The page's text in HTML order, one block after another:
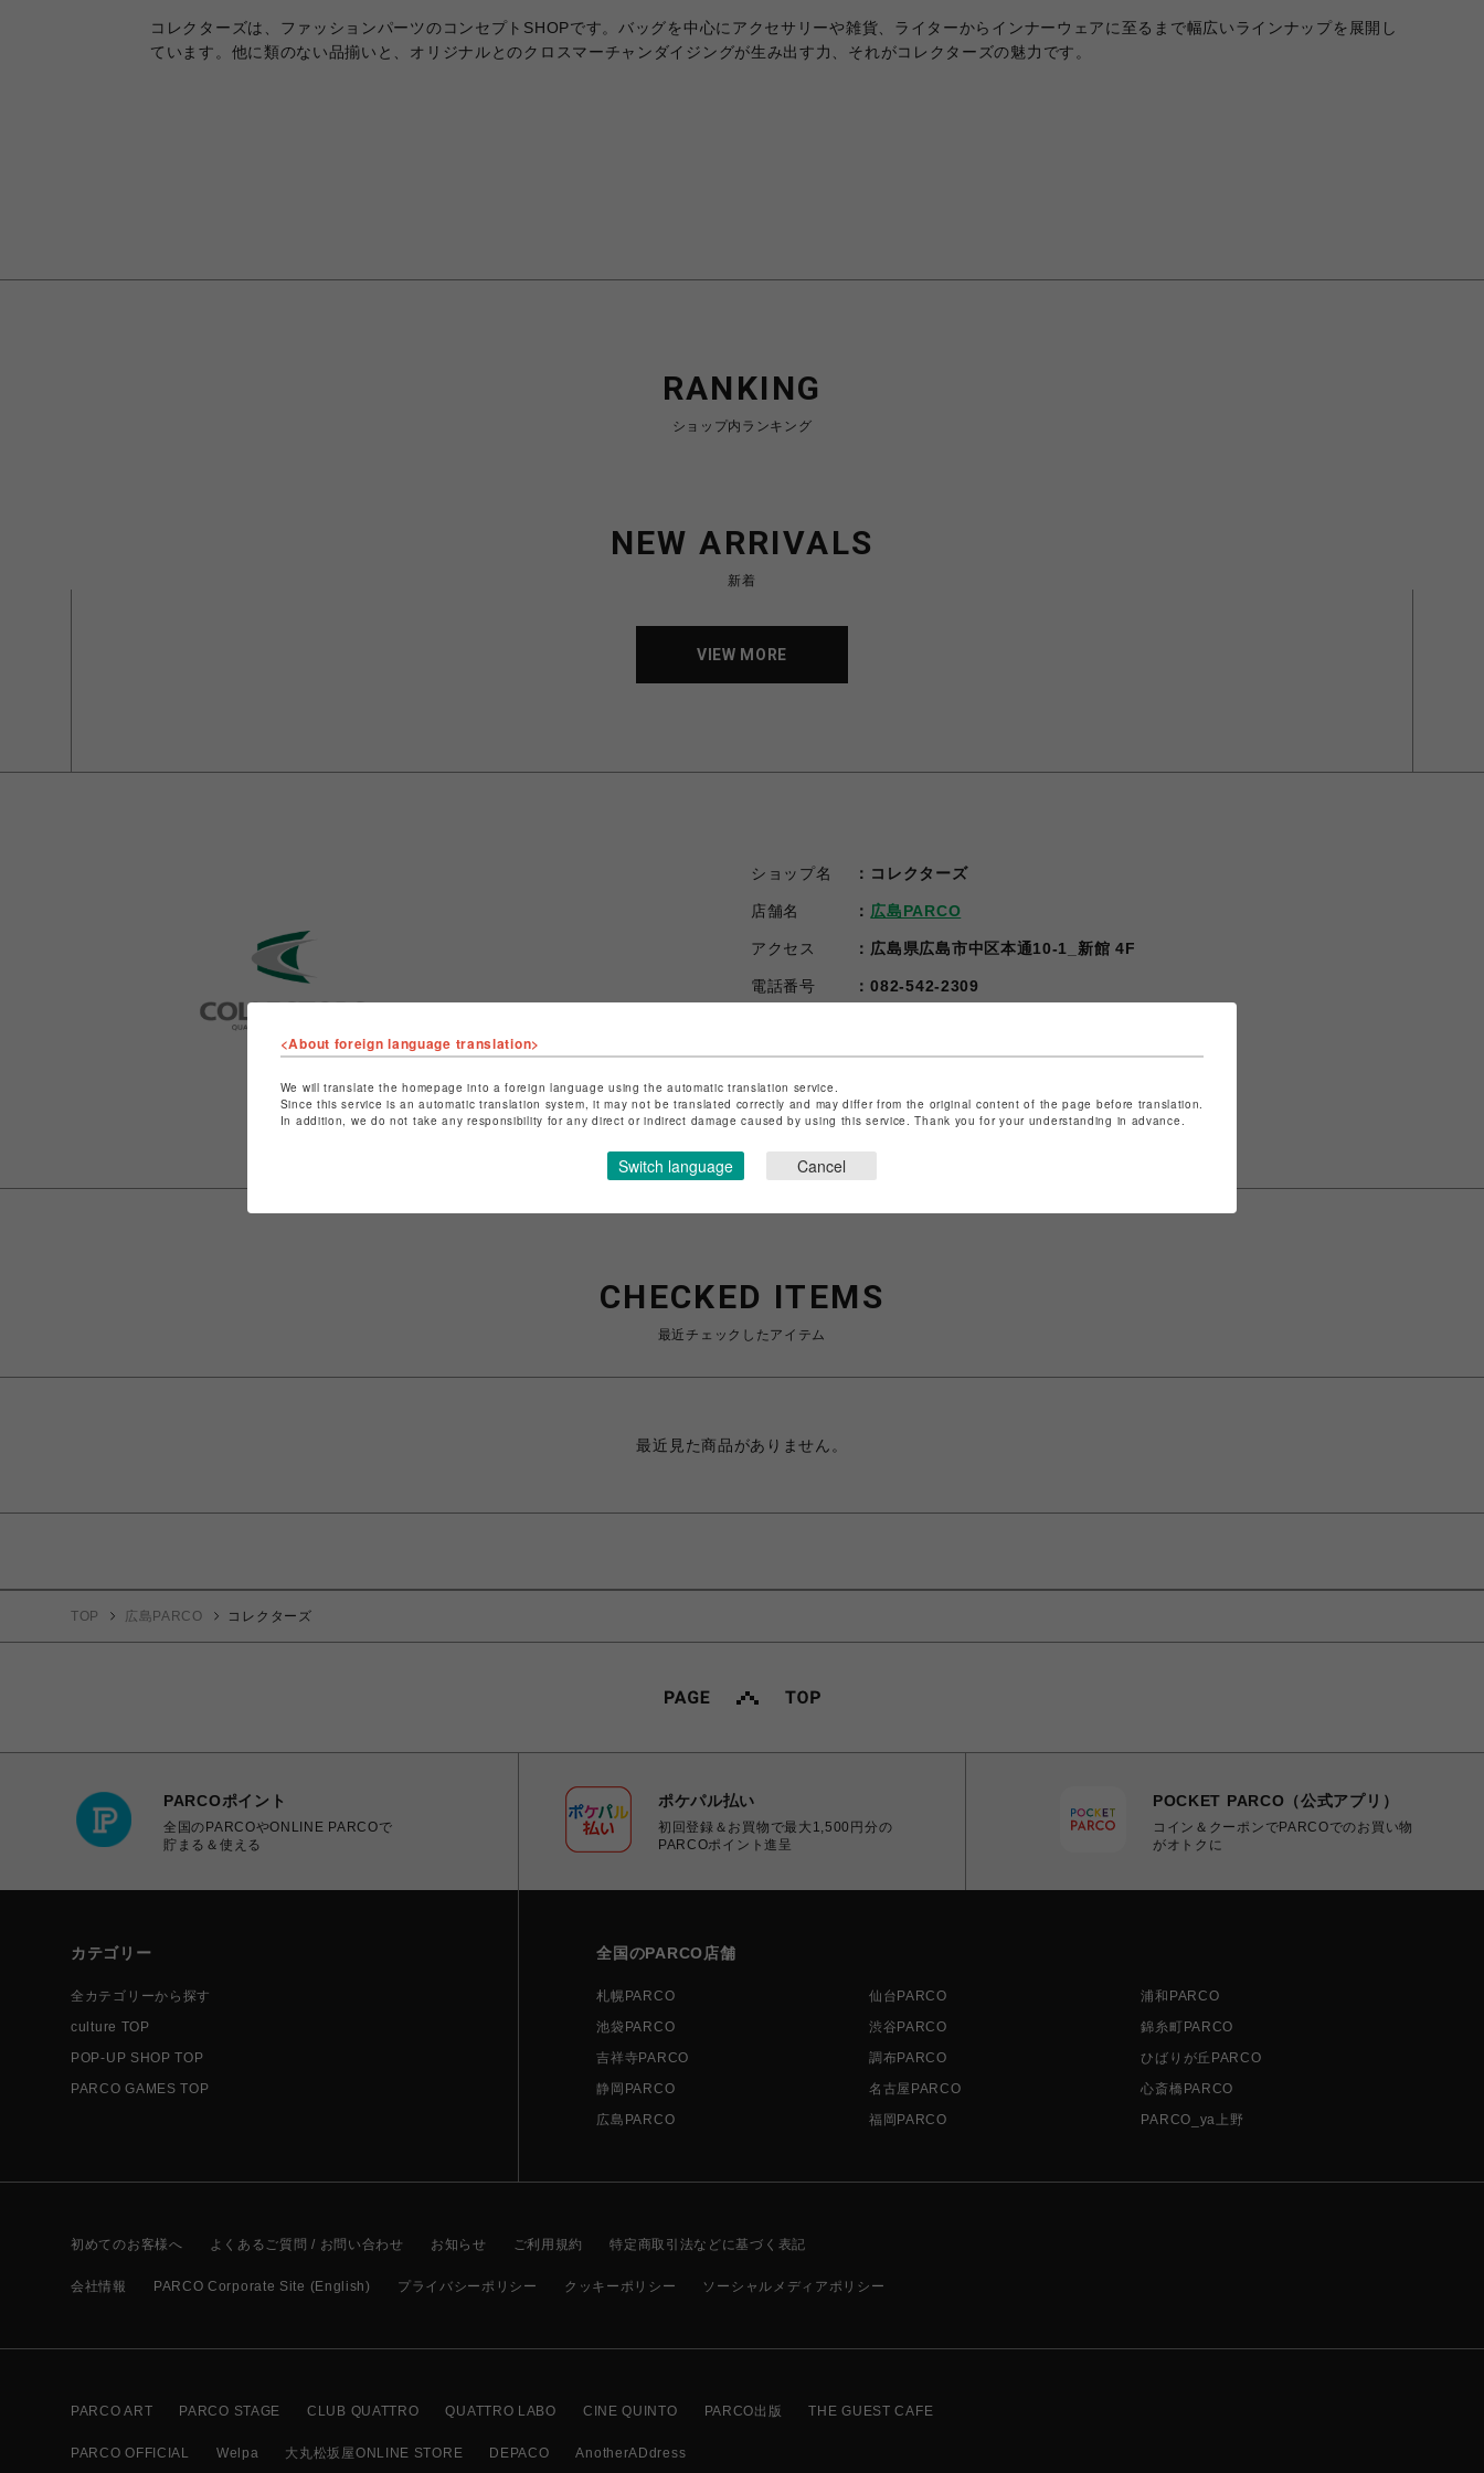
コレクターズは、ファッションパーツのコンセプトSHOPです。バッグを中心にアクセサリーや雑貨、ライターからインナーウェアに至るまで幅広いラインナップを展開し
ています。他に類のない品揃いと、オリジナルとのクロスマーチャンダイジングが生み出す力、それがコレクターズの魅力です。
RANKING
ショップ内ランキング
NEW ARRIVALS
新着
VIEW MORE
VIEW MORE
ショップ名 コレクターズ
店舗名 広島PARCO
アクセス 広島県広島市中区本通10-1_新館 4F
電話番号 082-542-2309
特定商取引法など法令に基づく表記は
CHECKED ITEMS
最近チェックしたアイテム
最近見た商品がありません。
TOP 広島PARCO コレクターズ
PARCOポイント
全国のPARCOやONLINE PARCOで
貯まる＆使える
ポケパル払い
初回登録＆お買物で最大1,500円分の
PARCOポイント進呈
POCKET PARCO（公式アプリ）
コイン＆クーポンでPARCOでのお買い物
がオトクに
カテゴリー
全カテゴリーから探す
culture TOP
POP-UP SHOP TOP
PARCO GAMES TOP
全国のPARCO店舗
札幌PARCO 仙台PARCO
浦和PARCO
池袋PARCO
渋谷PARCO
錦糸町PARCO
吉祥寺PARCO
調布PARCO
ひばりが丘PARCO
静岡PARCO
名古屋PARCO
心斎橋PARCO
広島PARCO
福岡PARCO PARCO_ya上野
初めてのお客様へ よくあるご質問 / お問い合わせ お知らせ ご利用規約 特定商取引法などに基づく表記
会社情報 PARCO Corporate Site (English) プライバシーポリシー クッキーポリシー ソーシャルメディアポリシー
PARCO ART PARCO STAGE CLUB QUATTRO QUATTRO LABO CINE QUINTO PARCO出版 THE GUEST CAFE
PARCO OFFICIAL Welpa 大丸松坂屋ONLINE STORE DEPACO AnotherADdress
<About foreign language translation>
We will translate the homepage into a foreign language using the automatic translation service.
Since this service is an automatic translation system, it may not be translated correctly and may differ from the original content of the page before translation.
In addition, we do not take any responsibility for any direct or indirect damage caused by using this service. Thank you for your understanding in advance.
Switch language Cancel